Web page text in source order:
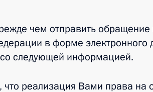
чем отправить обращение
в форме электронного
следующей информацией.
реализация Вами права на